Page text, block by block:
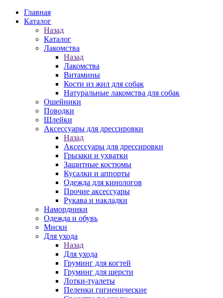
Главная
Каталог
Назад
Каталог
Лакомства
Назад
Лакомства
Витамины
Кости из жил для собак
Натуральные лакомства для собак
Ошейники
Поводки
Шлейки
Аксессуары для дрессировки
Назад
Аксессуары для дрессировки
Грызаки и ухватки
Защитные костюмы
Кусалки и аппорты
Одежда для кинологов
Прочие аксессуары
Рукава и накладки
Намордники
Одежда и обувь
Миски
Для ухода
Назад
Для ухода
Груминг для когтей
Груминг для шерсти
Лотки-туалеты
Пеленки гигиенические